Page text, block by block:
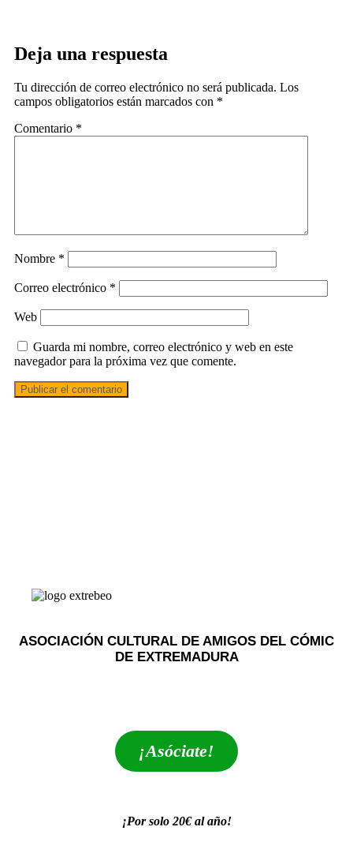
Deja una respuesta
Tu dirección de correo electrónico no será publicada. Los
campos obligatorios están marcados con *
Comentario *
Nombre *
Correo electrónico *
Web
Guarda mi nombre, correo electrónico y web en este
navegador para la próxima vez que comente.
ASOCIACIÓN CULTURAL DE AMIGOS DEL CÓMIC
DE EXTREMADURA
¡Asóciate!
¡Por solo 20€ al año!